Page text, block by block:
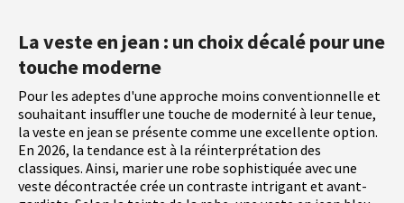
La veste en jean : un choix décalé pour une
touche moderne
Pour les adeptes d'une approche moins conventionnelle et
souhaitant insuffler une touche de modernité à leur tenue,
la veste en jean se présente comme une excellente option.
En 2026, la tendance est à la réinterprétation des
classiques. Ainsi, marier une robe sophistiquée avec une
veste décontractée crée un contraste intrigant et avant-